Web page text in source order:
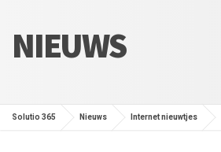
NIEUWS
Solutio 365 Nieuws Internet nieuwtjes